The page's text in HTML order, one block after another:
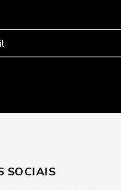
SOCIAIS